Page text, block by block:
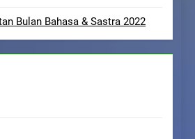
Bulan Bahasa & Sastra 2022